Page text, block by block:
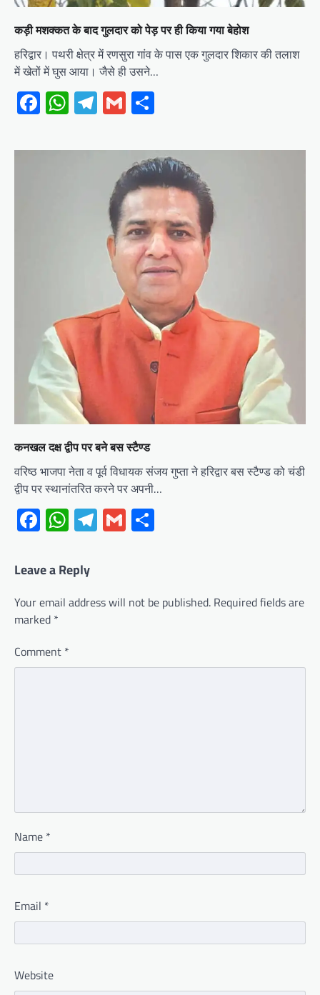
कड़ी मशक्कत के बाद गुलदार को पेड़ पर ही किया गया बेहोश
हरिद्वार। पथरी क्षेत्र में रणसुरा गांव के पास एक गुलदार शिकार की तलाश
में खेतों में घुस आया। जैसे ही उसने…
Facebook
WhatsApp
Telegram
Gmail
कनखल दक्ष द्वीप पर बने बस स्टैण्ड
वरिष्ठ भाजपा नेता व पूर्व विधायक संजय गुप्ता ने हरिद्वार बस स्टैण्ड को चंडी
द्वीप पर स्थानांतरित करने पर अपनी…
Facebook
WhatsApp
Telegram
Gmail
Leave a Reply
Your email address will not be published. Required fields are
marked *
Comment *
Name *
Email *
Website